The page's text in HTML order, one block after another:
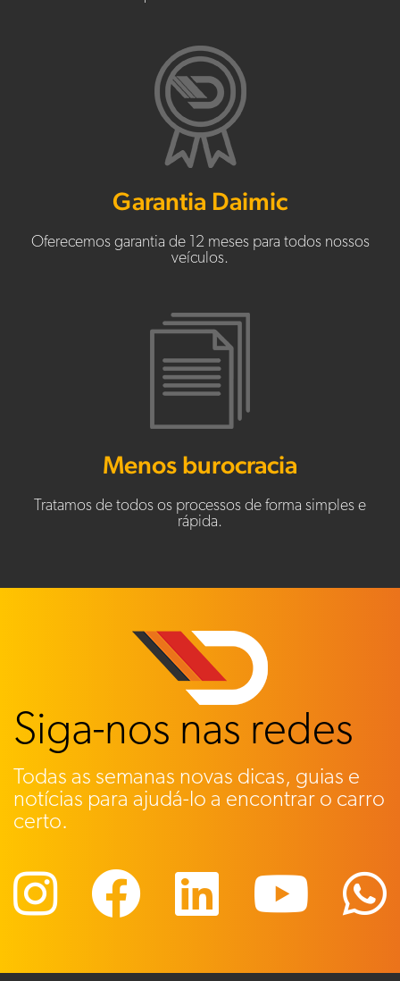
Garantia Daimic
Oferecemos garantia de 12 meses para todos nossos
veículos.
Menos burocracia
Tratamos de todos os processos de forma simples e
rápida.
Siga-nos nas redes
Todas as semanas novas dicas, guias e
notícias para ajudá-lo a encontrar o carro
certo.